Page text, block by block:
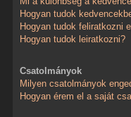
Hogyan tudok
Hogyan tudok feliratkozni
Hogyan tudok leiratkozni?
Csatolmányok
Milyen csatolmányok
Hogyan érem el a saját